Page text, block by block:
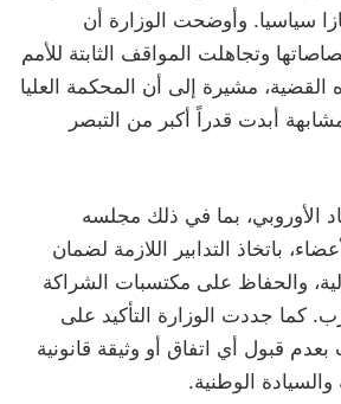
سياسيا. وأوضحت الوزارة أن
وتجاهلت المواقف الثابتة للأمم
مشيرة إلى أن المحكمة العليا
أبدت قدراً أكبر من التبصر
الأوروبي، بما في ذلك مجلسه
باتخاذ التدابير اللازمة لضمان
والحفاظ على مكتسبات الشراكة
كما جددت الوزارة التأكيد على
قبول أي اتفاق أو وثيقة قانونية
الوطنية.